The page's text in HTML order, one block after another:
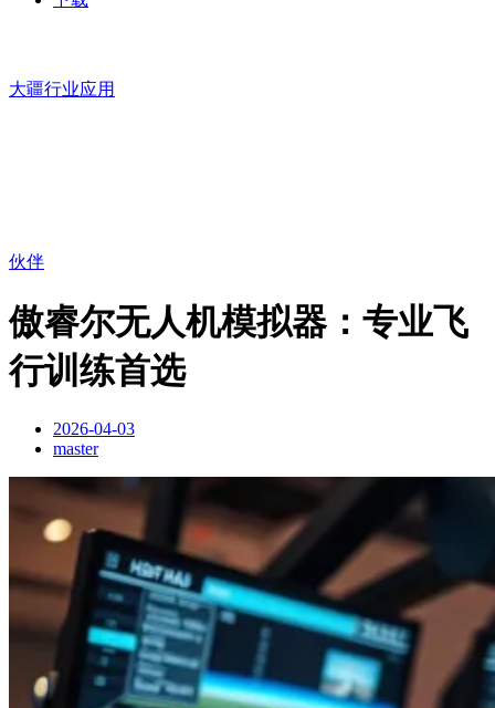
大疆行业应用
伙伴
傲睿尔无人机模拟器：专业飞
行训练首选
2026-04-03
master